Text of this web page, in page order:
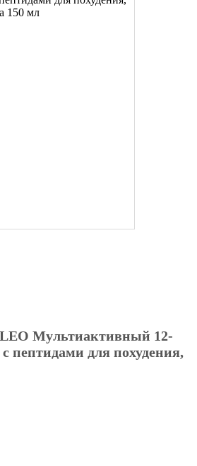
Мультиактивный 12-
пептидами для похудения,